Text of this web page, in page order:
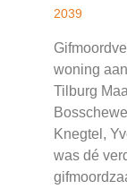
2039
woning
Tilburg
Knegtel,
was dé